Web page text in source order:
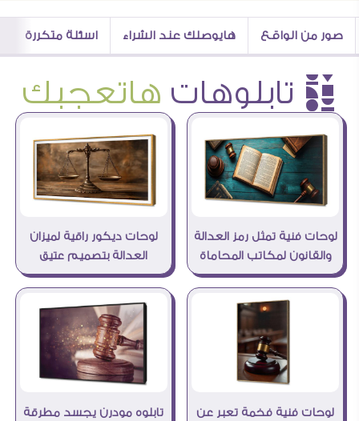
صور من الواقع هايوصلك عند الشراء اسئلة متكررة
è تابلوهات هاتعجبك
لوحات فنية تمثل رمز العدالة
والقانون لمكاتب المحاماة
لوحات ديكور راقية لميزان
العدالة بتصميم عتيق
لوحات فنية فخمة تعبر عن
تابلوه مودرن يجسد مطرقة